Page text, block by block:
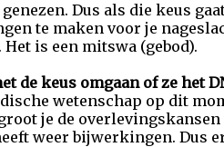
Dus als die keus
te maken voor je
is een mitswa (gebod).
de keus omgaan of ze het
wetenschap op dit
je de
weer bijwerkingen. Dus